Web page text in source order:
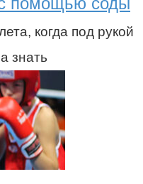
когда под рукой
знать